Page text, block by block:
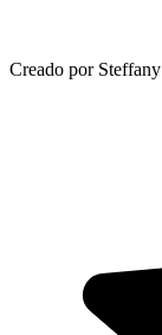
Creado por Steffany